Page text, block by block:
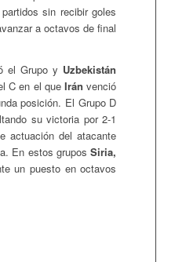
sin recibir goles
a octavos de final
el Grupo y Uzbekistán
C en el queIrán venció
posición. El Grupo D
su victoria por 2-1
actuación del atacante
En estos gruposSiria,
un puesto en octavos